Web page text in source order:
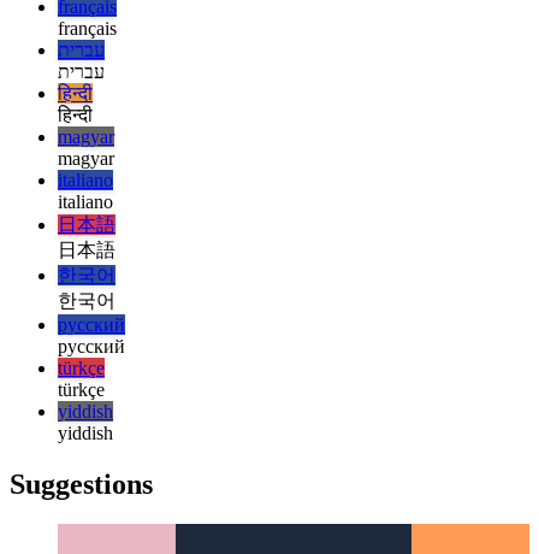
esperanto
español
español
français
français
עברית
עברית
हिन्दी
हिन्दी
magyar
magyar
italiano
italiano
日本語
日本語
한국어
한국어
русский
русский
türkçe
yiddish
yiddish